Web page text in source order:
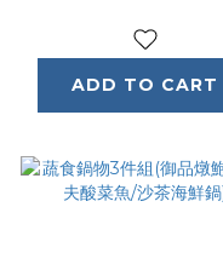
ADD TO CART